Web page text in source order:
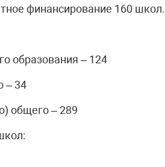
финансирование 160 школ.
образования – 124
– 34
общего – 289